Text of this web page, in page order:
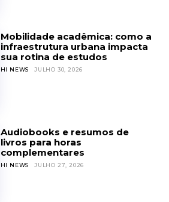
Mobilidade acadêmica: como a
infraestrutura urbana impacta
sua rotina de estudos
HI NEWS JULHO 30, 2026
Audiobooks e resumos de
livros para horas
complementares
HI NEWS JULHO 27, 2026